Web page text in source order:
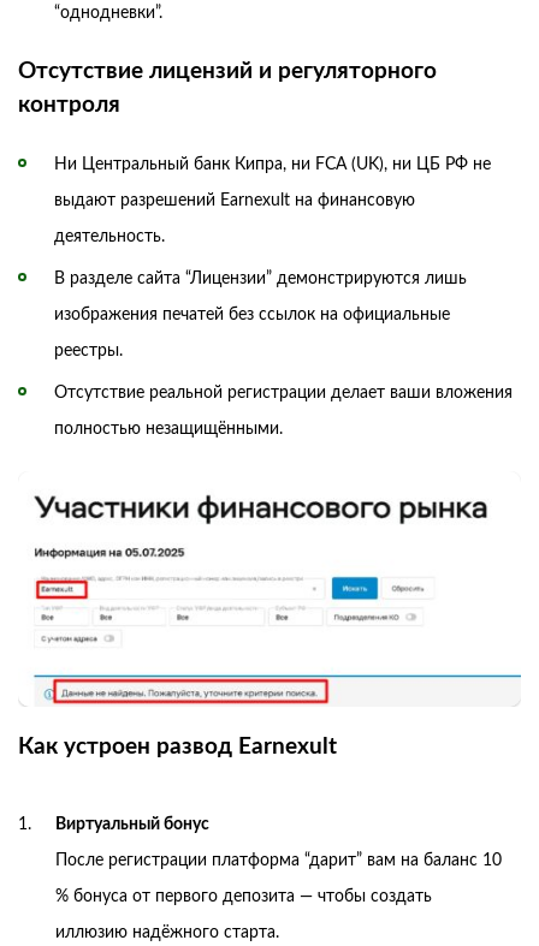
“однодневки”.
Отсутствие лицензий и регуляторного
контроля
Ни Центральный банк Кипра, ни FCA (UK), ни ЦБ РФ не
выдают разрешений Earnexult на финансовую
деятельность.
В разделе сайта “Лицензии” демонстрируются лишь
изображения печатей без ссылок на официальные
реестры.
Отсутствие реальной регистрации делает ваши вложения
полностью незащищёнными.
Как устроен развод Earnexult
Виртуальный бонус
После регистрации платформа “дарит” вам на баланс 10
% бонуса от первого депозита — чтобы создать
иллюзию надёжного старта.